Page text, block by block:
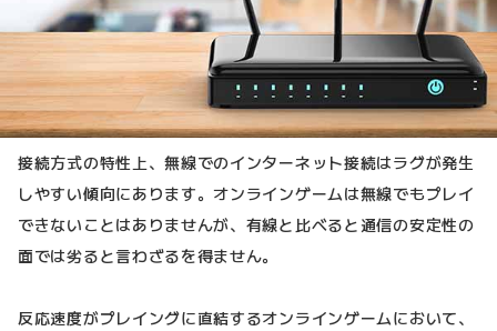
接続方式の特性上、無線でのインターネット接続はラグが発生
しやすい傾向にあります。オンラインゲームは無線でもプレイ
できないことはありませんが、有線と比べると通信の安定性の
面では劣ると言わざるを得ません。
反応速度がプレイングに直結するオンラインゲームにおいて、